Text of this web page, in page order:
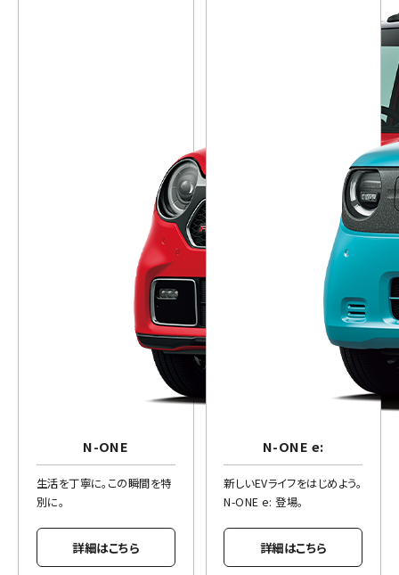
N-ONE
生活を丁寧に。この瞬間を特
別に。
詳細はこちら
N-ONE e:
新しいEVライフをはじめよう。
N-ONE e: 登場。
詳細はこちら